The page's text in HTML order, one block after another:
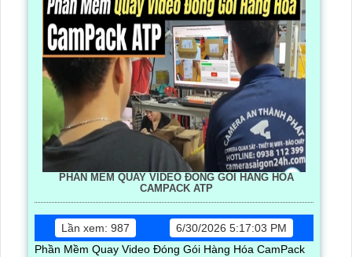
PHẦN MỀM QUAY VIDEO ĐÓNG GÓI HÀNG HÓA
CAMPACK ATP
Lần xem: 987
6/30/2026 5:17:03 PM
Phần Mềm Quay Video Đóng Gói Hàng Hóa CamPack